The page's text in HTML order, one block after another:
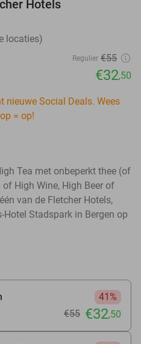
Hotels
locaties)
Regulier €55
€32,50
nieuwe Social Deals. Wees
= op!
Tea met onbeperkt thee (of
High Wine, High Beer of
van de Fletcher Hotels,
Stadspark in Bergen op
41%
€55 €32,50